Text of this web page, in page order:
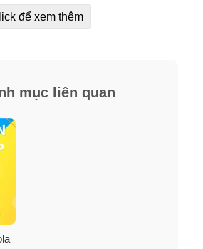
dùng trực tiếp, như những
sản phẩm ở nhiệt độ thoáng mát,
bảo quản ngăn mát tủ lạnh để
socola được giữ đúng hình dạng
bị chảy, biến đổi hình dạng cũng
và quá trình vận chuyển.
làm thay đổi vị ngon của các
để xem thêm
mục liên quan